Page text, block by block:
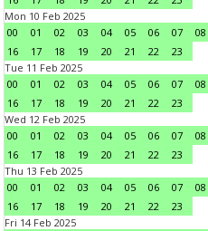
Mon 10 Feb 2025
00
01 02 03 04 05 06 07 08
16
17 18 19 20 21 22
23
Tue 11 Feb 2025
00
01 02 03 04 05 06 07 08
16
17 18 19 20 21 22
23
Wed 12 Feb 2025
00
01 02 03 04 05 06 07 08
16
17 18 19 20 21 22
23
Thu 13 Feb 2025
00
01 02 03 04 05 06 07 08
16
17 18 19 20 21 22
23
Fri 14 Feb 2025